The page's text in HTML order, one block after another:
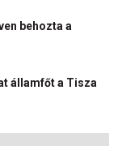
behozta a
államfőt a Tisza